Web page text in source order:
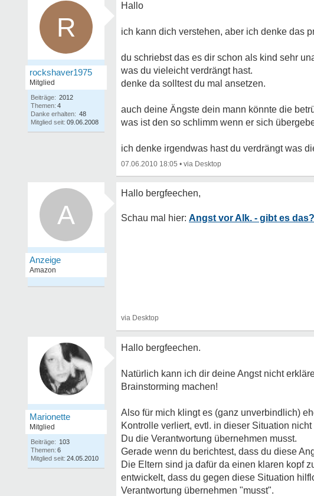
R
rockshaver1975
Mitglied
Beiträge: 2012
Themen: 4
Danke erhalten: 48
Mitglied seit: 09.06.2008
Hallo
ich kann dich verstehen, aber ich denke das
du schriebst das es dir schon als kind sehr
was du vieleicht verdrängt hast.
denke da solltest du mal ansetzen.
auch deine Ängste dein mann könnte die
was ist den so schlimm wenn er sich
ich denke irgendwas hast du verdrängt was
07.06.2010 18:05 •
A Angst vor Alk. - gibt es
Marionette
Mitglied
Beiträge: 103
Themen: 6
Mitglied seit: 24.05.2010
Hallo bergfeechen.
Natürlich kann ich dir deine Angst nicht
Brainstorming machen!
Also für mich klingt es (ganz unverbindlich)
Kontrolle verliert, evtl. in dieser Situation
Du die Verantwortung übernehmen musst.
Gerade wenn du berichtest, dass du diese
Die Eltern sind ja dafür da einen klaren kopf
entwickelt, dass du gegen diese Situation
Verantwortung übernehmen "musst".